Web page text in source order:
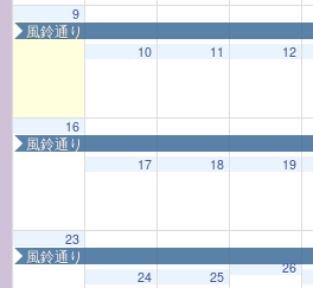
9
風鈴通り
10 11 12
16
風鈴通り
17 18 19
23
風鈴通り
24 25
26